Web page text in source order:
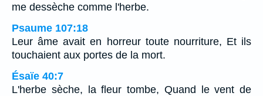
me dessèche comme l'herbe.
Psaume 107:18
Leur âme avait en horreur toute nourriture, Et ils
touchaient aux portes de la mort.
Ésaïe 40:7
L'herbe sèche, la fleur tombe, Quand le vent de